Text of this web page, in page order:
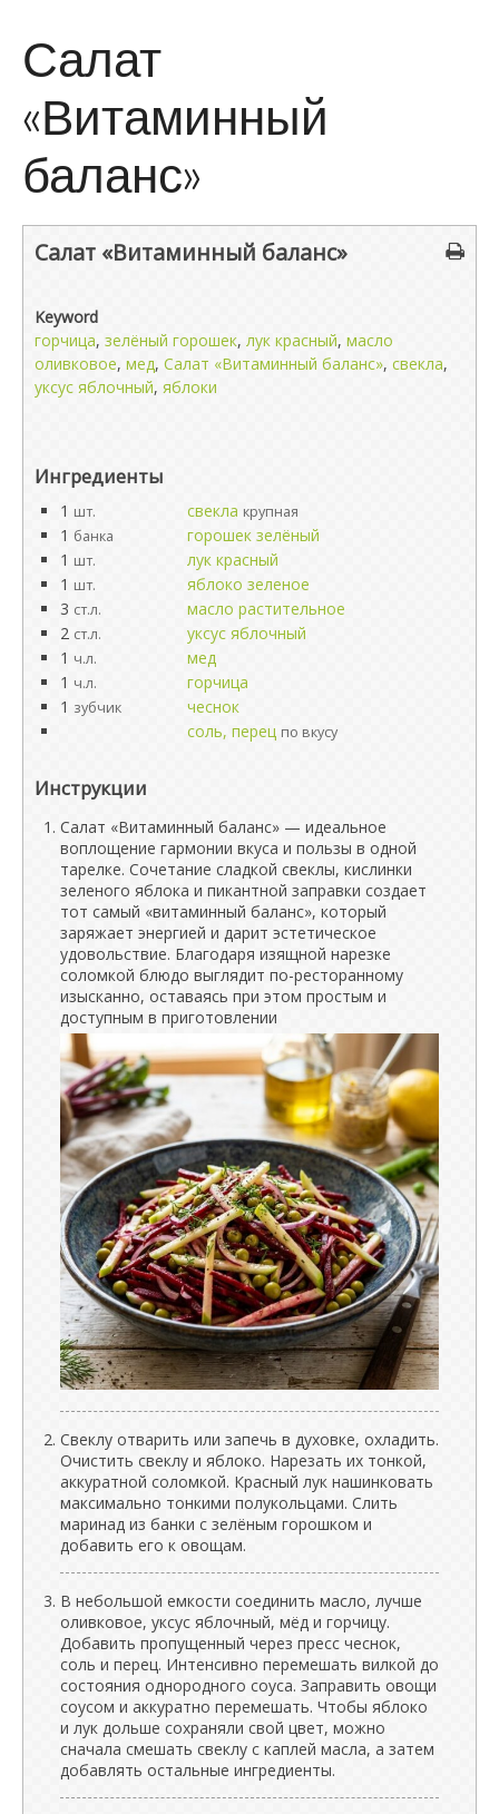
Салат
«Витаминный
баланс»
Салат «Витаминный баланс»
Keyword
горчица, зелёный горошек, лук красный, масло
оливковое, мед, Салат «Витаминный баланс», свекла,
уксус яблочный, яблоки
Ингредиенты
1 шт. свекла крупная
1 банка
горошек зелёный
1 шт.
лук красный
1 шт.
яблоко зеленое
3 ст.л.
масло растительное
2 ст.л.
уксус яблочный
1 ч.л.
мед
1 ч.л.
горчица
1 зубчик
чеснок
соль, перец по вкусу
Инструкции
Салат «Витаминный баланс» — идеальное
воплощение гармонии вкуса и пользы в одной
тарелке. Сочетание сладкой свеклы, кислинки
зеленого яблока и пикантной заправки создает
тот самый «витаминный баланс», который
заряжает энергией и дарит эстетическое
удовольствие. Благодаря изящной нарезке
соломкой блюдо выглядит по-ресторанному
изысканно, оставаясь при этом простым и
доступным в приготовлении
Свеклу отварить или запечь в духовке, охладить.
Очистить свеклу и яблоко. Нарезать их тонкой,
аккуратной соломкой. Красный лук нашинковать
максимально тонкими полукольцами. Слить
маринад из банки с зелёным горошком и
добавить его к овощам.
В небольшой емкости соединить масло, лучше
оливковое, уксус яблочный, мёд и горчицу.
Добавить пропущенный через пресс чеснок,
соль и перец. Интенсивно перемешать вилкой до
состояния однородного соуса. Заправить овощи
соусом и аккуратно перемешать. Чтобы яблоко
и лук дольше сохраняли свой цвет, можно
сначала смешать свеклу с каплей масла, а затем
добавлять остальные ингредиенты.